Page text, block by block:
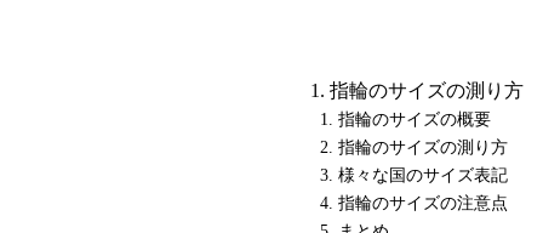
指輪のサイズの測り方
指輪のサイズの概要
指輪のサイズの測り方
様々な国のサイズ表記
指輪のサイズの注意点